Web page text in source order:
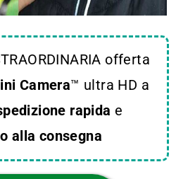
offerta
Camera™ ultra HD a
rapida e
alla consegna